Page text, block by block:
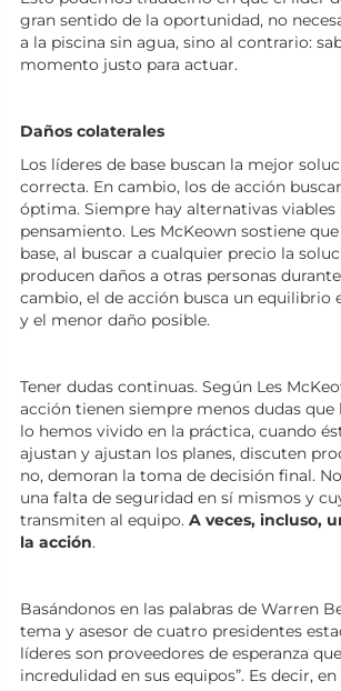
gran sentido de la oportunidad, no
a la piscina sin agua, sino al contrario:
momento justo para actuar.
Daños colaterales
Los líderes de base buscan la mejor
correcta. En cambio, los de acción
óptima. Siempre hay alternativas viables
pensamiento. Les McKeown sostiene
base, al buscar a cualquier precio la
producen daños a otras personas
cambio, el de acción busca un equilibrio
y el menor daño posible.
Tener dudas continuas. Según Les
acción tienen siempre menos dudas que
lo hemos vivido en la práctica, cuando
ajustan y ajustan los planes, discuten
no, demoran la toma de decisión final.
una falta de seguridad en sí mismos y
transmiten al equipo. A veces, incluso,
la acción.
Basándonos en las palabras de Warren
tema y asesor de cuatro presidentes
líderes son proveedores de esperanza
incredulidad en sus equipos”. Es decir,